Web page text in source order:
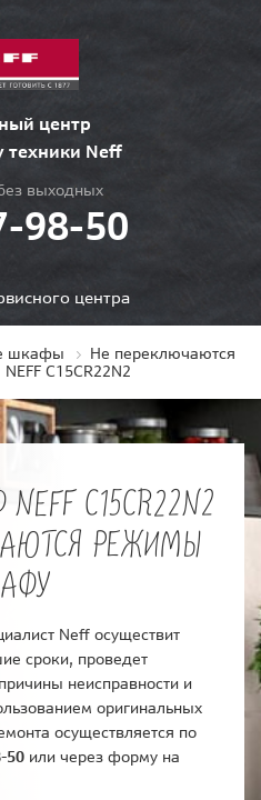
центр
техники Neff
выходных
98-50
центра
шкафы
Не переключаются
NEFF C15CR22N2
C15CR22N2
РЕЖИМЫ
Neff осуществит
сроки, проведет
неисправности и
оригинальных
осуществляется по
50 или через форму на